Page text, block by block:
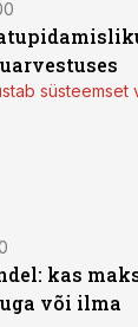
süsteemset
kas
või ilma